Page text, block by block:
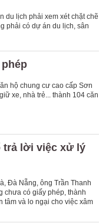
du lịch phải xem xét chặt chẽ
phải có dự án du lịch, sân
hộ chung cư cao cấp Sơn
xe, nhà trẻ... thành 104 căn
trả lời việc xử lý
Đà Nẵng, ông Trần Thanh
chưa có giấy phép, thành
và lo ngại cho việc xâm